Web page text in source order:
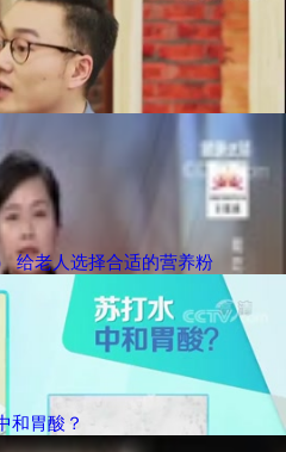
给老人选择合适的营养粉
和胃酸？